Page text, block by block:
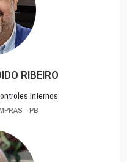
RIBEIRO
Internos
- PB